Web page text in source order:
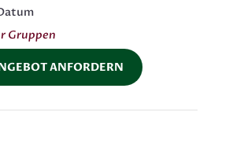
Gruppen
ANFORDERN